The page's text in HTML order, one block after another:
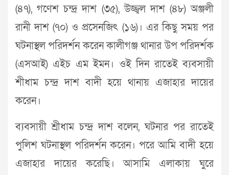
(৪৭), গণেশ চন্দ্র দাশ (৩৫), উজ্জ্বল দাশ (৪৮) অঞ্জলী
রানী দাশ (৭০) ও প্রসেনজিৎ (১৬)। এর কিছু সময় পর
ঘটনাস্থল পরিদর্শন করেন কালীগঞ্জ থানার উপ পরিদর্শক
(এসআই) এইচ এম ইমন। ওই দিন রাতেই ব্যবসায়ী
শীধাম চন্দ্র দাশ বাদী হয়ে থানায় এজাহার দায়ের
করেন।
ব্যবসায়ী শ্রীধাম চন্দ্র দাশ বলেন, ঘটনার পর রাতেই
পুলিশ ঘটনাস্থল পরিদর্শন করেন। পরে আমি বাদী হয়ে
এজাহার দায়ের করেছি। আসামি এলাকায় ঘুরে